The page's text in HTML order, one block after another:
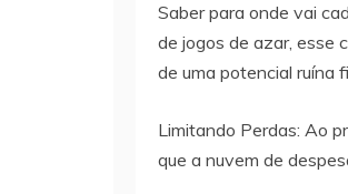
Saber para onde vai
de jogos de azar, esse
de uma potencial ruína
Limitando Perdas: Ao
que a nuvem de